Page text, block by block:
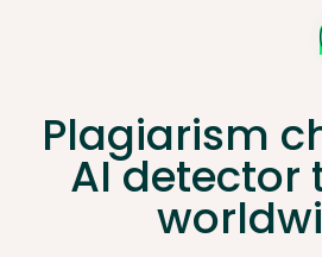
Plagiarism
AIdetector